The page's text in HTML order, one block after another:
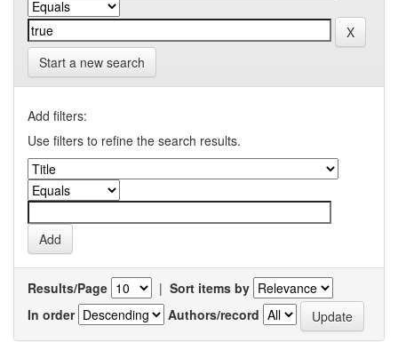
Start a new search
Add filters:
Use filters to refine the search results.
Results/Page | Sort items by
In order
Authors/record